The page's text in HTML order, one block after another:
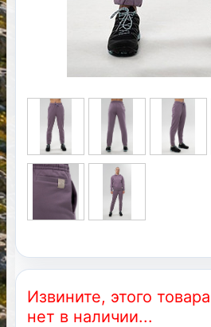
Извините, этого
нет в наличии...